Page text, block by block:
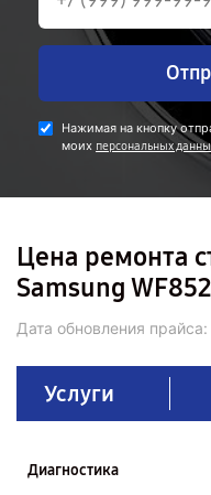
Нажимая на кнопку
моих персональных
Цена ремонта
Samsung
Дата обновления прайса:
Услуги
Диагностика